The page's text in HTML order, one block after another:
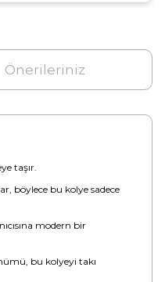
Önerileriniz
taşır.
böylece bu kolye sadece
modern bir
bu kolyeyi takı